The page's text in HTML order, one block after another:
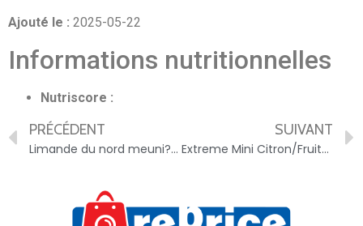
Ajouté le : 2025-05-22
Informations nutritionnelles
Nutriscore :
PRÉCÉDENT
Limande du nord meuni?re – 4056489362074
SUIVANT
Extreme Mini Citron/Fruits Rouges – 7613036243803